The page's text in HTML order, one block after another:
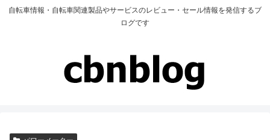
自転車情報・自転車関連製品やサービスのレビュー・セール情報を発信するブ
ログです